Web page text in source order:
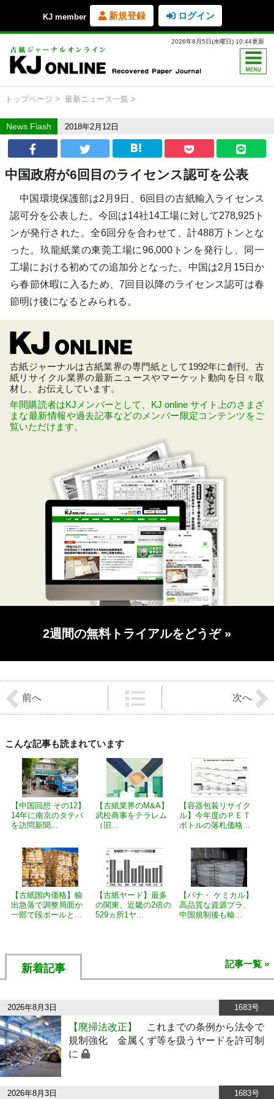
KJ member 新規登録 ログイン
2026年8月5日(水曜日) 10:44更新
トップページ 最新ニュース一覧
News Flash 2018年2月12日
中国政府が6回目のライセンス認可を公表
中国環境保護部は2月9日、6回目の古紙輸入ライセンス
認可分を公表した。今回は14社14工場に対して278,925ト
ンが発行された。全6回分を合わせて、計488万トンとな
った。玖龍紙業の東莞工場に96,000トンを発行し、同一
工場における初めての追加分となった。中国は2月15日か
ら春節休暇に入るため、7回目以降のライセンス認可は春
節明け後になるとみられる。
古紙ジャーナルは古紙業界の専門紙として1992年に創刊。古
紙リサイクル業界の最新ニュースやマーケット動向を日々取
材し、お伝えしています。
年間購読者はKJメンバーとして、KJ online サイト上のさまざ
まな最新情報や過去記事などのメンバー限定コンテンツをご
覧いただけます。
2週間の無料トライアルをどうぞ »
後
の
記
の
前へ 次へ
こんな記事も読まれています
【中国回想 その12】
14年に南京のタテバ
を訪問新聞...
【古紙業界のM&A】
武松商事をテラレム
（旧...
【容器包装リサイク
ル】今年度のＰＥＴ
ボトルの落札価格...
【古紙国内価格】輸
出急落で調整局面か
一部で段ボールと...
【古紙ヤード】最多
の関東、近畿の2倍の
529ヵ所1ヤ...
【パナ・ ケミカル】
高品質な資源プラ、
中国規制後も輸...
新着記事 記事一覧 »
2026年8月3日 1683号
【廃掃法改正】
これまでの条例から法令で
規制強化 金属くず等を扱うヤードを許可制
に
2026年8月3日 1683号